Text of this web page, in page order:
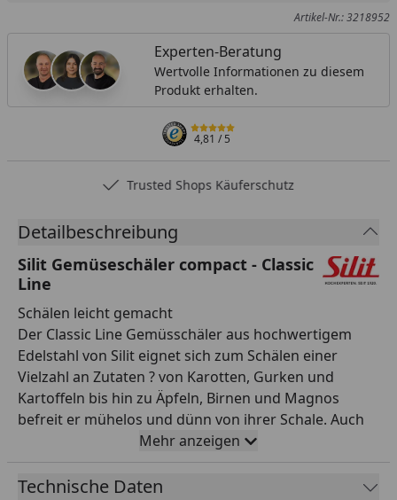
Artikel-Nr.: 3218952
Experten-Beratung
Wertvolle Informationen zu diesem
Produkt erhalten.
4,81/ 5
Trusted Shops Käuferschutz
Detailbeschreibung
Silit Gemüseschäler compact - Classic
Line
Schälen leicht gemacht
Der Classic Line Gemüsschäler aus hochwertigem
Edelstahl von Silit eignet sich zum Schälen einer
Vielzahl an Zutaten ? von Karotten, Gurken und
Kartoffeln bis hin zu Äpfeln, Birnen und Magnos
befreit er mühelos und dünn von ihrer Schale. Auch
unerwünschte Stellen, hilft der integrierte
Kartoffelaugen-Entferner des 19 cm langen Schälers
problemlos zu entfernen. Silit Classic Line
Mehr anzeigen
Technische Daten